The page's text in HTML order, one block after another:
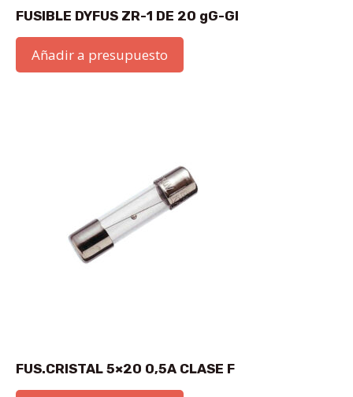
FUSIBLE DYFUS ZR-1 DE 20 gG-GI
Añadir a presupuesto
FUS.CRISTAL 5×20 0,5A CLASE F